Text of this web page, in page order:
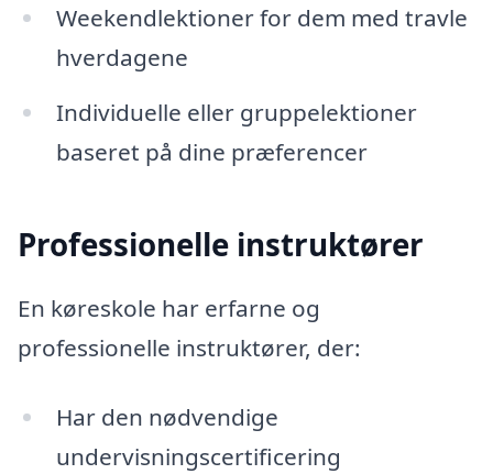
Weekendlektioner for dem med travle
hverdagene
Individuelle eller gruppelektioner
baseret på dine præferencer
Professionelle instruktører
En køreskole har erfarne og
professionelle instruktører, der:
Har den nødvendige
undervisningscertificering